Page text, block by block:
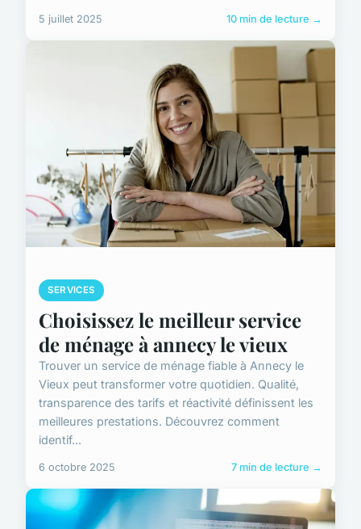
5 juillet 2025 10 min de lecture →
SERVICES
Choisissez le meilleur service
de ménage à annecy le vieux
Trouver un service de ménage fiable à Annecy le
Vieux peut transformer votre quotidien. Qualité,
transparence des tarifs et réactivité définissent les
meilleures prestations. Découvrez comment
identif...
6 octobre 2025 7 min de lecture →